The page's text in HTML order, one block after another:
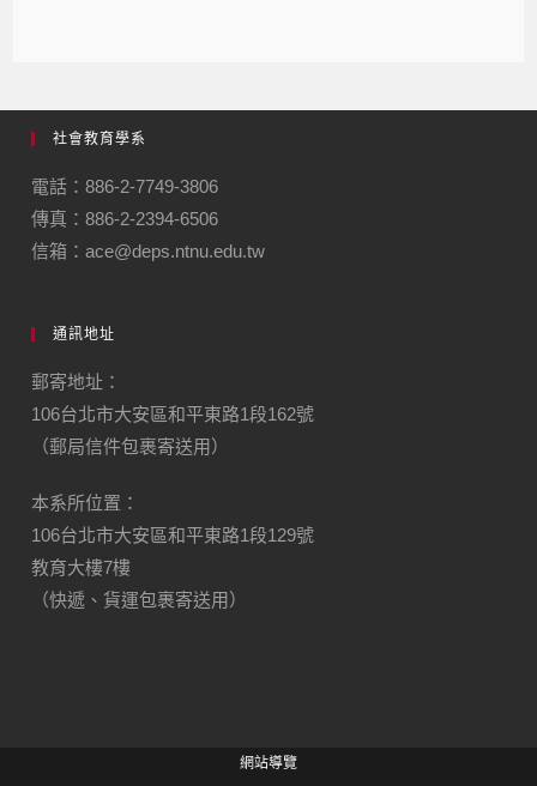
社會教育學系
電話：886-2-7749-3806
傳真：886-2-2394-6506
信箱：ace@deps.ntnu.edu.tw
通訊地址
郵寄地址：
106台北市大安區和平東路1段162號
（郵局信件包裹寄送用）
本系所位置：
106台北市大安區和平東路1段129號
教育大樓7樓
（快遞、貨運包裹寄送用）
網站導覽